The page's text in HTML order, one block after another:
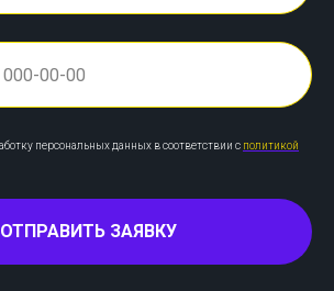
персональных данных в соответствии с политикой
ОТПРАВИТЬ ЗАЯВКУ